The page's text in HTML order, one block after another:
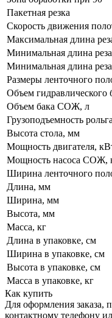
Пакетная резка
Скорость движения
Максимальная длина
Минимальная длина
Минимальная длина реза
Размеры ленточного
Объем гидравлического
Объем бака СОЖ, л
Грузоподъемность
Высота стола, мм
Мощность двигателя,
Мощность насоса СОЖ,
Ширина ленточного
Длина, мм
Ширина, мм
Высота, мм
Масса, кг
Длина в упаковке, см
Ширина в упаковке, см
Высота в упаковке, см
Масса в упаковке, кг
Как купить
Для оформления заказа,
контактному телефону